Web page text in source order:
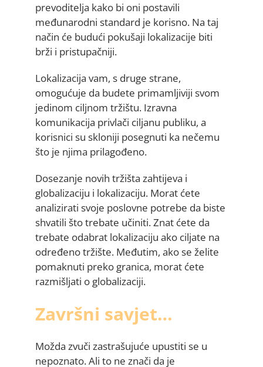
prevoditelja kako bi oni postavili
međunarodni standard je korisno. Na taj
način će budući pokušaji lokalizacije biti
brži i pristupačniji.
Lokalizacija vam, s druge strane,
omogućuje da budete primamljiviji svom
jedinom ciljnom tržištu. Izravna
komunikacija privlači ciljanu publiku, a
korisnici su skloniji posegnuti ka nečemu
što je njima prilagođeno.
Dosezanje novih tržišta zahtijeva i
globalizaciju i lokalizaciju. Morat ćete
analizirati svoje poslovne potrebe da biste
shvatili što trebate učiniti. Znat ćete da
trebate odabrat lokalizaciju ako ciljate na
određeno tržište. Međutim, ako se želite
pomaknuti preko granica, morat ćete
razmišljati o globalizaciji.
Završni savjet…
Možda zvuči zastrašujuće upustiti se u
nepoznato. Ali to ne znači da je